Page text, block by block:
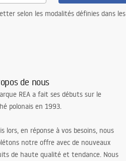
selon les modalités définies dans les
de nous
REA a fait ses débuts sur le
polonais en 1993.
lors, en réponse à vos besoins, nous
notre offre avec de nouveaux
de haute qualité et tendance. Nous